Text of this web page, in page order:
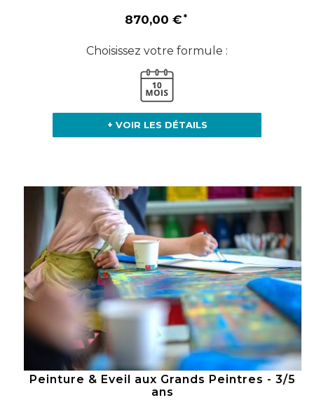
870,00 €
Choisissez votre formule :
+ VOIR LES DÉTAILS
Peinture & Eveil aux Grands Peintres - 3/5
ans